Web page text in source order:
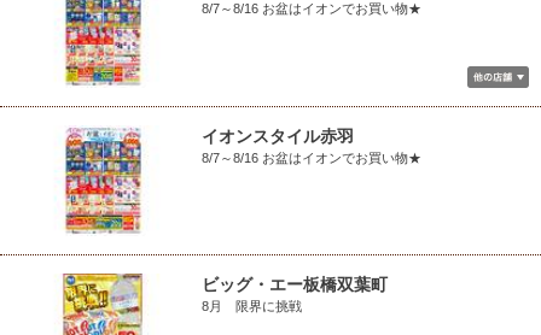
8/7～8/16 お盆はイオンでお買い物★
イオンスタイル赤羽
8/7～8/16 お盆はイオンでお買い物★
ビッグ・エー板橋双葉町
8月 限界に挑戦